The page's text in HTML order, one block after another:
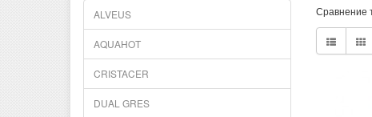
ALVEUS
AQUAHOT
CRISTACER
DUAL GRES
Сравнение